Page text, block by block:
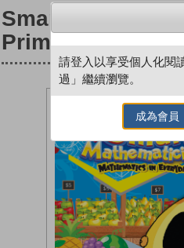
Smart
Primary-40 A
請登入以享受個人化閱
過」繼續瀏覽。
成為會員